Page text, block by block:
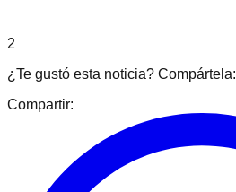
2
¿Te gustó esta noticia? Compártela:
Compartir: